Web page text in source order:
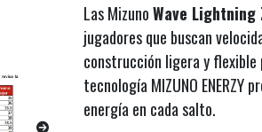
Las MizunoWave Lightning
jugadores que buscan
construcción ligera y flexible
tecnología MIZUNO
energía en cada salto.